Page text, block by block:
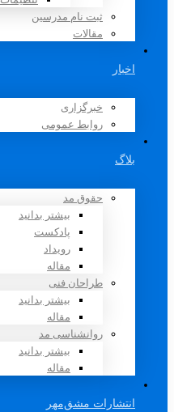
ثبت نام مدرسین
مقالات
اخبار
خبرگزاری
روابط عمومی
بلاگ
حقوق مد
بیشتر بدانید
پادکست
رویداد
مقاله
طراحان فنی
بیشتر بدانید
مقاله
روانشناسی مد
بیشتر بدانید
مقاله
انتشارات مشق‌مهر